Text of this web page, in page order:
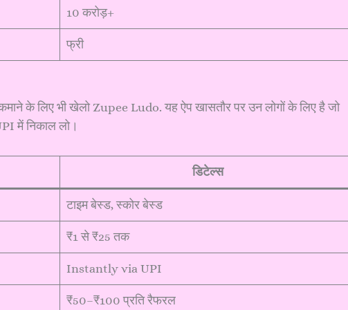
10 करोड़+
फ्री
के लिए भी खेलो Zupee Ludo. यह ऐप खासतौर पर उन लोगों के लिए है जो
में निकाल लो।
डिटेल्स
टाइम बेस्ड, स्कोर बेस्ड
₹1 से ₹25 तक
Instantly via UPI
₹50–₹100 प्रति रैफरल